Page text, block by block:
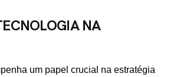
NA
um papel crucial na estratégia